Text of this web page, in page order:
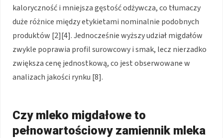
kaloryczność i mniejsza gęstość odżywcza, co tłumaczy
duże różnice między etykietami nominalnie podobnych
produktów [2][4]. Jednocześnie wyższy udział migdałów
zwykle poprawia profil surowcowy i smak, lecz nierzadko
zwiększa cenę jednostkową, co jest obserwowane w
analizach jakości rynku [8].
Czy mleko migdałowe to
pełnowartościowy zamiennik mleka